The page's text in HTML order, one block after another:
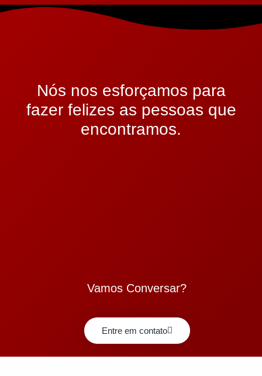
Nós nos esforçamos para
fazer felizes as pessoas que
encontramos.
Vamos Conversar?
Entre em contato